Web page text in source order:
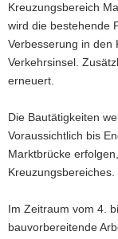
Kreuzungsbereich
wird die bestehende
Verbesserung in den
Verkehrsinsel.
erneuert.
Die Bautätigkeiten
Voraussichtlich bis
Marktbrücke
Kreuzungsbereiches.
Im Zeitraum vom 4.
bauvorbereitende